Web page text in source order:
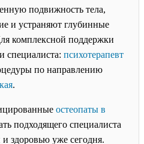
подвижность тела,
и устраняют глубинные
комплексной поддержки
специалиста: психотерапевт
по направлению
.
остеопаты в
подходящего специалиста
здоровью уже сегодня.